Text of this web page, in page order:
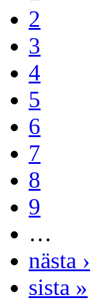
2
3
4
5
6
7
8
9
…
nästa ›
sista »